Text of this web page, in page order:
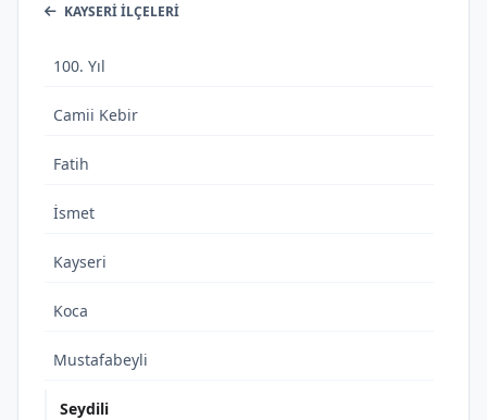
KAYSERI İLÇELERI
100. Yıl
Camii Kebir
Fatih
İsmet
Kayseri
Koca
Mustafabeyli
Seydili